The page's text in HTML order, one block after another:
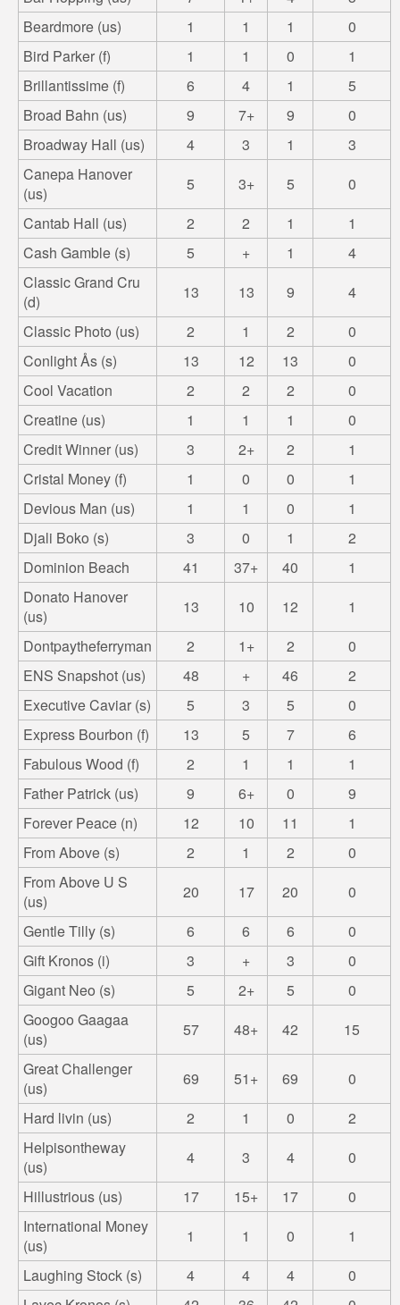
Beardmore (us)
1 1 1
0
Bird Parker (f)
1 1 0
1
Brillantissime (f)
6 4 1
5
Broad Bahn (us)
9 7+ 9
0
Broadway Hall (us)
4 3 1
3
Canepa Hanover
(us)
5 3+ 5
0
Cantab Hall (us)
2 2 1
1
Cash Gamble (s)
5 + 1
4
Classic Grand Cru
(d)
13 13 9
4
Classic Photo (us)
2 1 2
0
Conlight Ås (s)
13 12 13
0
Cool Vacation
2 2 2
0
Creatine (us)
1 1 1
0
Credit Winner (us)
3 2+ 2
1
Cristal Money (f)
1 0 0
1
Devious Man (us)
1 1 0
1
Djali Boko (s)
3 0 1
2
Dominion Beach
41 37+ 40
1
Donato Hanover
(us)
13 10 12
1
Dontpaytheferryman
2 1+ 2
0
ENS Snapshot (us)
48 + 46
2
Executive Caviar (s)
5 3 5
0
Express Bourbon (f)
13 5 7
6
Fabulous Wood (f)
2 1 1
1
Father Patrick (us)
9 6+ 0
9
Forever Peace (n)
12 10 11
1
From Above (s)
2 1 2
0
From Above U S
(us)
20 17 20
0
Gentle Tilly (s)
6 6 6
0
Gift Kronos (i)
3 + 3
0
Gigant Neo (s)
5 2+ 5
0
Googoo Gaagaa
(us)
57 48+ 42
15
Great Challenger
(us)
69 51+ 69
0
Hard livin (us)
2 1 0
2
Helpisontheway
(us)
4 3 4
0
Hillustrious (us)
17 15+ 17
0
International Money
(us)
1 1 0
1
Laughing Stock (s)
4 4 4
0